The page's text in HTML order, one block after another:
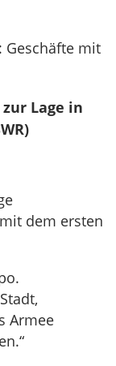
Geschäfte mit
Lage in
dem ersten
Armee